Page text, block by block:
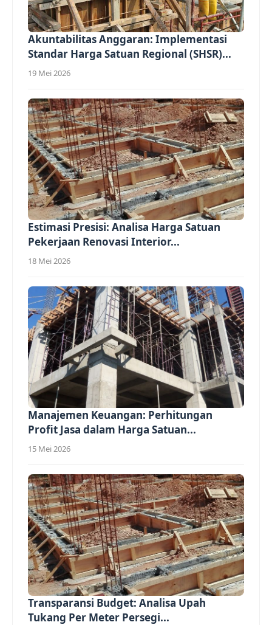
Akuntabilitas Anggaran: Implementasi
Standar Harga Satuan Regional (SHSR)...
19 Mei 2026
Estimasi Presisi: Analisa Harga Satuan
Pekerjaan Renovasi Interior...
18 Mei 2026
Manajemen Keuangan: Perhitungan
Profit Jasa dalam Harga Satuan...
15 Mei 2026
Transparansi Budget: Analisa Upah
Tukang Per Meter Persegi...